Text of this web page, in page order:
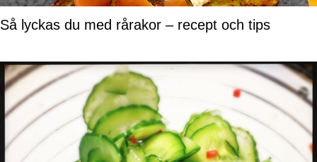
Så lyckas du med rårakor – recept och tips